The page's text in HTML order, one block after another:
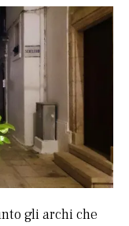
gli archi che